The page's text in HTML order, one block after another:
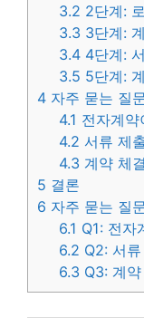
3.2 2단계:
3.3 3단계:
3.4 4단계:
3.5 5단계:
4 자주 묻는 질
4.1 전자계
4.2 서류 제
4.3 계약 체
5 결론
6 자주 묻는 질
6.1 Q1: 전자
6.2 Q2: 서
6.3 Q3: 계